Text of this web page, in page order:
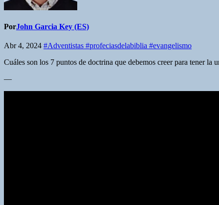
PorJohn Garcia Key (ES)
Abr 4, 2024 #Adventistas #profeciasdelabiblia #evangelismo
Cuáles son los 7 puntos de doctrina que debemos creer para tener la
—